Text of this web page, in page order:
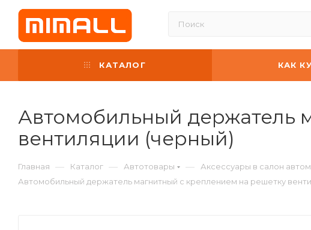
КАТАЛОГ КАК
Автомобильный держатель
вентиляции (черный)
Главная — Каталог — Автотовары — Аксессуары в салон
Автомобильный держатель магнитный с креплением на решетку